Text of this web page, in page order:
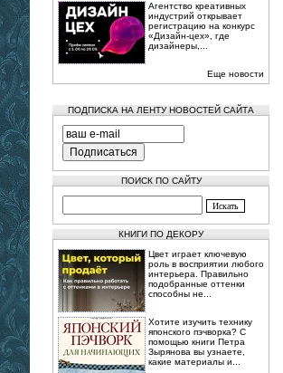
Агентство креативных
индустрий открывает
регистрацию на конкурс
«Дизайн-цех», где
дизайнеры,...
Еще новости
ПОДПИСКА НА ЛЕНТУ НОВОСТЕЙ САЙТА
ПОИСК ПО САЙТУ
КНИГИ ПО ДЕКОРУ
Цвет играет ключевую
роль в восприятии любого
интерьера. Правильно
подобранные оттенки
способны не...
Хотите изучить технику
японского пэчворка? С
помощью книги Петра
Зырянова вы узнаете,
какие материалы и...